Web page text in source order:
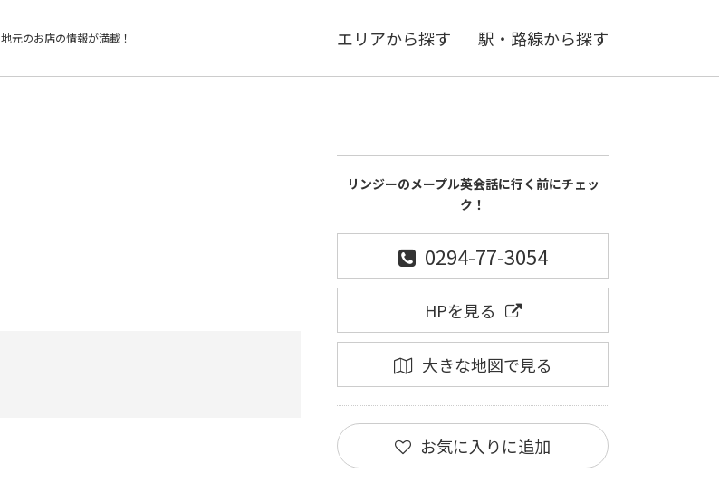
地元のお店の情報が満載！ エリアから探す 駅・路線から探す
リンジーのメープル英会話に行く前にチェッ
ク！
0294-77-3054
HPを見る
大きな地図で見る
お気に入りに追加